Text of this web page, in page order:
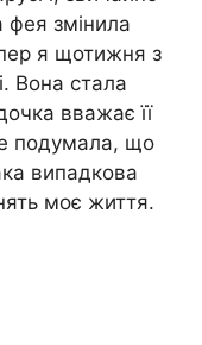
фея змінила
я щотижня з
Вона стала
вважає її
подумала, що
випадкова
моє життя.